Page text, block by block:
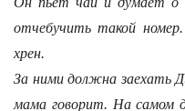
отчебучить такой
хрен.
За ними должна заехать
мама говорит. На самом